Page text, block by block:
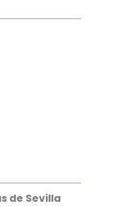
de Sevilla